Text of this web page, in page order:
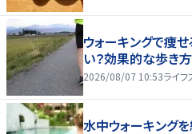
ウォーキングで痩
い？効果的な歩き
2026/08/07 10:53ライフ
水中ウォーキング